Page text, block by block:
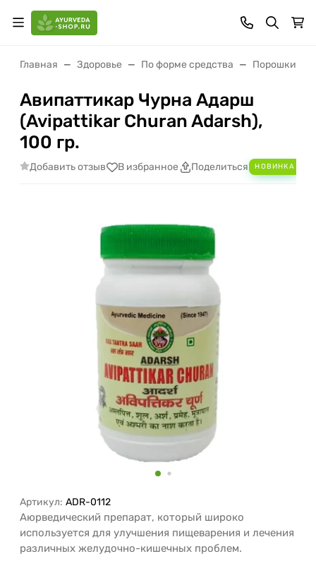
Главная Здоровье По форме средства Порошки
Авипаттикар Чурна Адарш
(Avipattikar Churan Adarsh),
100 гр.
Добавить отзыв В избранное Поделиться НОВИНКА
Артикул: ADR-0112
Аюрведический препарат, который широко
используется для улучшения пищеварения и лечения
различных желудочно-кишечных проблем.